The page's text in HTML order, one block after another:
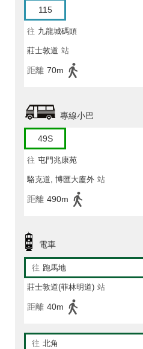
115
往 九龍城碼頭
莊士敦道 站
距離 70m
專線小巴
49S
往 屯門兆康苑
駱克道, 博匯大廈外 站
距離 490m
電車
往 跑馬地
莊士敦道(菲林明道) 站
距離 40m
往 北角